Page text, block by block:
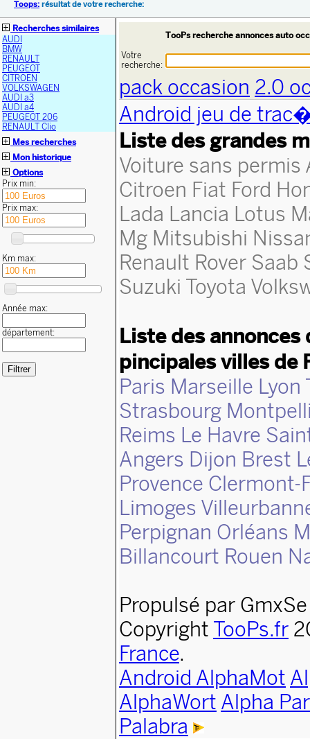
Toops: résultat de votre recherche:
TooPs recherche annonces auto
Votre
recherche:
pack occasion 2.0
Android jeu de
Liste des grandes
Voiture sans permis
Citroen Fiat Ford
Lada Lancia Lotus
Mg Mitsubishi
Renault Rover Saab
Suzuki Toyota
Liste des
pincipales villes de
Paris Marseille Lyon
Strasbourg
Reims Le Havre
Angers Dijon Brest
Provence Clermont-
Limoges
Perpignan Orléans
Billancourt Rouen
Propulsé par
Copyright TooPs.fr
France.
Android AlphaMot
AlphaWort Alpha
Palabra
Recherches similaires
AUDI
BMW
RENAULT
PEUGEOT
CITROEN
VOLKSWAGEN
AUDI a3
AUDI a4
PEUGEOT 206
RENAULT Clio
Mes recherches
Mon historique
Options
Prix min:
Prix max:
Km max:
Année max:
département: